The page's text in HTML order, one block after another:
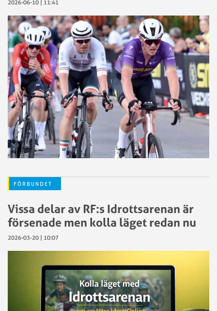
2026-06-10 | 11:41
FÖRBUNDET
Vissa delar av RF:s Idrottsarenan är
försenade men kolla läget redan nu
2026-03-20 | 10:07